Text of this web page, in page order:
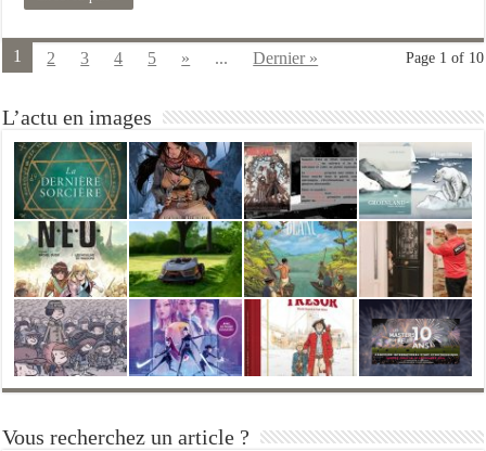
Page 1 of 10
1 2 3 4 5 » ... Dernier »
L’actu en images
Vous recherchez un article ?